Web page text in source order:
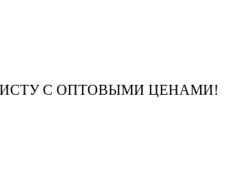
С ОПТОВЫМИ ЦЕНАМИ!